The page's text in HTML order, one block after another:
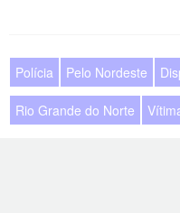
Polícia Pelo Nordeste
Rio Grande do Norte